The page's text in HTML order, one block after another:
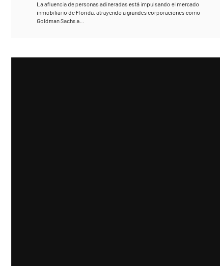
La afluencia de personas adineradas está impulsando el mercado
inmobiliario de Florida, atrayendo a grandes corporaciones como
Goldman Sachs a…